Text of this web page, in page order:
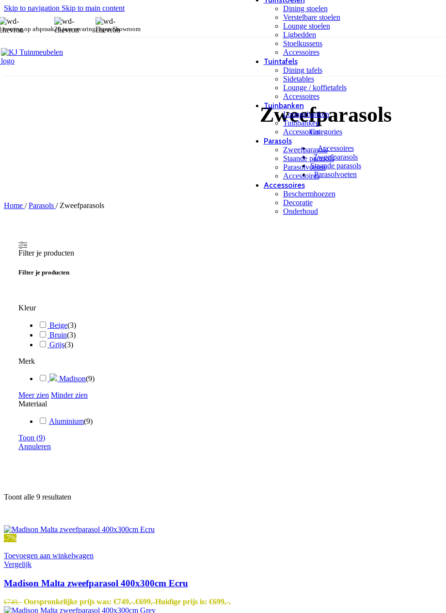
Skip to navigation Skip to main content
op afspraak20 jaar ervaringEigen Showroom
Dining stoelen
Verstelbare stoelen
Lounge stoelen
Ligbedden
Stoelkussens
Accessoires
Tuintafels
Dining tafels
Sidetables
Lounge / koffietafels
Accessoires
Tuinbanken
Loungebanken
Tuinbanken
Accessoires
Parasols
Zweefparasols
Staande parasols
Parasolvoeten
Accessoires
Accessoires
Beschermhoezen
Decoratie
Onderhoud
Zweefparasols
Categories
Accessoires
Zweefparasols
Staande parasols
Parasolvoeten
Home / Parasols / Zweefparasols
Filter je producten
Filter je producten
Kleur
Beige(3)
Bruin(3)
Grijs(3)
Merk
Madison(9)
Meer zien Minder zien
Materiaal
Aluminium(9)
Toon (9)
Annuleren
Toont alle 9 resultaten
-7%
Toevoegen aan winkelwagen
Vergelijk
Madison Malta zweefparasol 400x300cm Ecru
€749,- Oorspronkelijke prijs was: €749,-.€699,-Huidige prijs is: €699,-.